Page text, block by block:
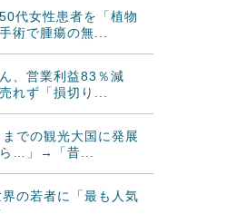
代女性患者を「植物
術で腫瘍の無...
ん、営業利益83％減
れず「損切り...
での観光大国に発展
ら…」→「昔...
の若者に「最も人気